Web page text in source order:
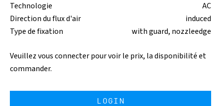
Technologie
AC
Direction du flux d'air
induced
Type de fixation
with guard, nozzleedge
Veuillez vous connecter pour voir le prix, la disponibilité et
commander.
LOGIN